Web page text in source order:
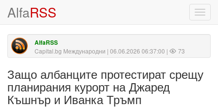
AlfaRSS
AlfaRSS
Capital.bg Международни | 06.06.2026 06:37:00 | 73
Защо албанците протестират срещу
планирания курорт на Джаред
Къшнър и Иванка Тръмп